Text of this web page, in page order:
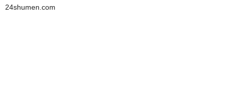
24shumen.com